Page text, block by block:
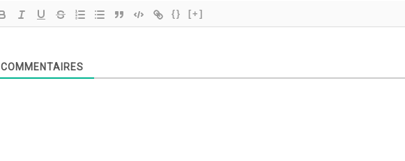
{} [+]
COMMENTAIRES